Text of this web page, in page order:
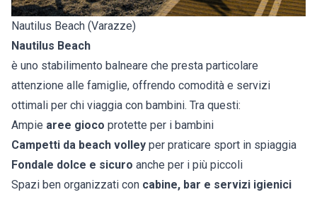
Nautilus Beach (Varazze)
Nautilus Beach
è uno stabilimento balneare che presta particolare
attenzione alle famiglie, offrendo comodità e servizi
ottimali per chi viaggia con bambini. Tra questi:
Ampie aree gioco protette per i bambini
Campetti da beach volley per praticare sport in spiaggia
Fondale dolce e sicuro anche per i più piccoli
Spazi ben organizzati con cabine, bar e servizi igienici